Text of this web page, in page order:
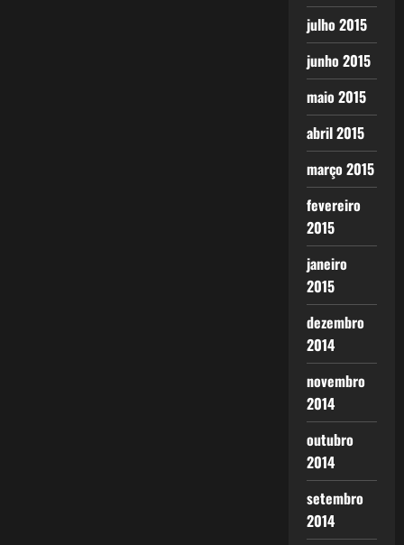
julho 2015
junho 2015
maio 2015
abril 2015
março 2015
fevereiro
2015
janeiro
2015
dezembro
2014
novembro
2014
outubro
2014
setembro
2014